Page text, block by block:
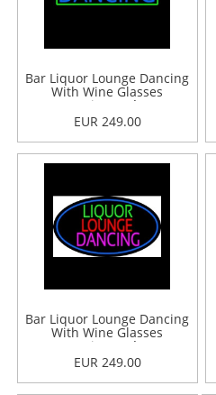
Bar Liquor Lounge Dancing
With Wine Glasses
Enseigne Néon
EUR 249.00
Bar Liquor Lounge Dancing
With Wine Glasses
Enseigne Néon
EUR 249.00